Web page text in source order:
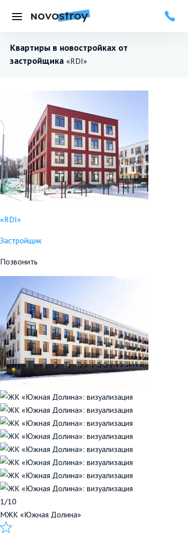
Меню
Квартиры в новостройках от
застройщика «RDI»
«RDI»
Застройщик
Позвонить
1/10
МЖК «Южная Долина»